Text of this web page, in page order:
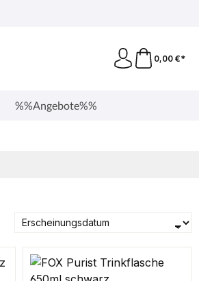
0,00 €*
%%Angebote%%